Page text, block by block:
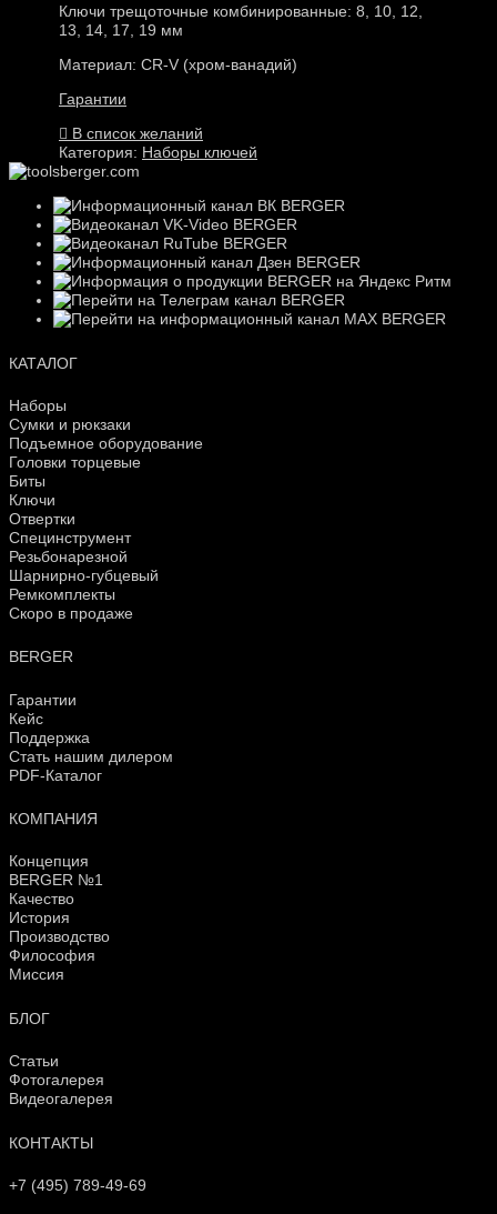
Ключи трещоточные комбинированные: 8, 10, 12,
13, 14, 17, 19 мм
Материал: CR-V (хром-ванадий)
Гарантии
В список желаний
Категория: Наборы ключей
КАТАЛОГ
Наборы
Сумки и рюкзаки
Подъемное оборудование
Головки торцевые
Биты
Ключи
Отвертки
Специнструмент
Резьбонарезной
Шарнирно-губцевый
Ремкомплекты
Скоро в продаже
BERGER
Гарантии
Кейс
Поддержка
Стать нашим дилером
PDF-Каталог
КОМПАНИЯ
Концепция
BERGER №1
Качество
История
Производство
Философия
Миссия
БЛОГ
Статьи
Фотогалерея
Видеогалерея
КОНТАКТЫ
+7 (495) 789-49-69